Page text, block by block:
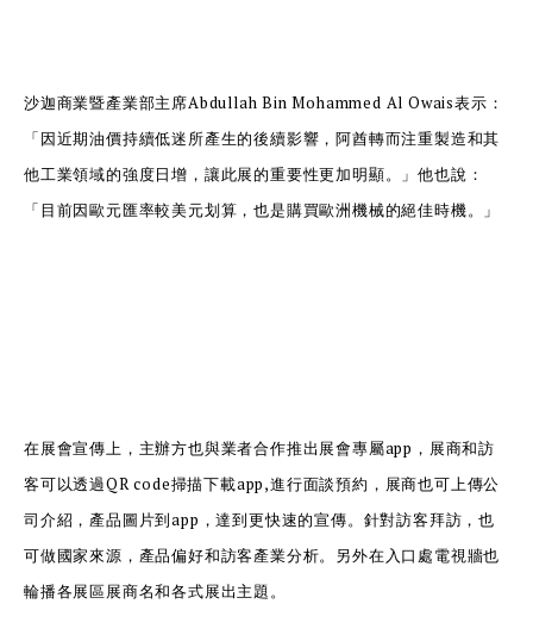
沙迦商業暨產業部主席Abdullah Bin Mohammed Al Owais表示：
「因近期油價持續低迷所產生的後續影響，阿酋轉而注重製造和其
他工業領域的強度日增，讓此展的重要性更加明顯。」他也說：
「目前因歐元匯率較美元划算，也是購買歐洲機械的絕佳時機。」
在展會宣傳上，主辦方也與業者合作推出展會專屬app，展商和訪
客可以透過QR code掃描下載app,進行面談預約，展商也可上傳公
司介紹，產品圖片到app，達到更快速的宣傳。針對訪客拜訪，也
可做國家來源，產品偏好和訪客產業分析。另外在入口處電視牆也
輪播各展區展商名和各式展出主題。